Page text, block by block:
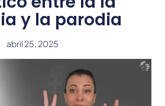
y la parodia
abril 25, 2025